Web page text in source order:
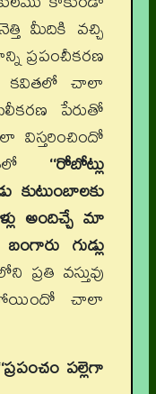
మీదికి వచ్చి
ప్రపంచీకరణ
కవితలో చాలా
పేరుతో
విస్తరించిందో
‘‘రోబోట్లు
కుటుంబాలకు
అందిచ్చే మా
గుడ్లు
ప్రతి వస్తువు
చాలా
పల్లెగా